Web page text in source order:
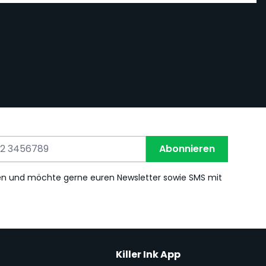
Abonnieren
und möchte gerne euren Newsletter sowie SMS mit
Killer Ink App